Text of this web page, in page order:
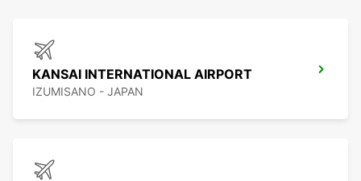
KANSAI INTERNATIONAL AIRPORT
IZUMISANO - JAPAN